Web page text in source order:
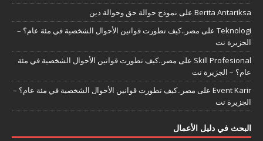
Berita Antariksa على نموذج حوالة حق وحوالة دين
Teknologi على مصر..كيف تطورت قوانين الأحوال الشخصية في مئة عام؟ –
الجزيرة نت
Skill Profesional على مصر..كيف تطورت قوانين الأحوال الشخصية في مئة
عام؟ – الجزيرة نت
Event Karir على مصر..كيف تطورت قوانين الأحوال الشخصية في مئة عام؟ –
الجزيرة نت
البحث في دليل الأعمال